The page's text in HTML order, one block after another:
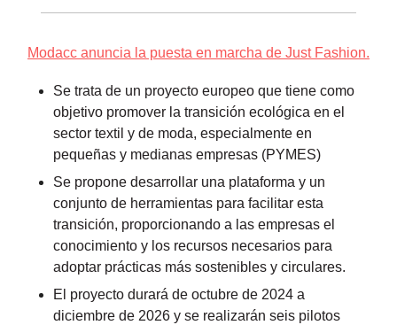
Modacc anuncia la puesta en marcha de Just Fashion.
Se trata de un proyecto europeo que tiene como
objetivo promover la transición ecológica en el
sector textil y de moda, especialmente en
pequeñas y medianas empresas (PYMES)
Se propone desarrollar una plataforma y un
conjunto de herramientas para facilitar esta
transición, proporcionando a las empresas el
conocimiento y los recursos necesarios para
adoptar prácticas más sostenibles y circulares.
El proyecto durará de octubre de 2024 a
diciembre de 2026 y se realizarán seis pilotos